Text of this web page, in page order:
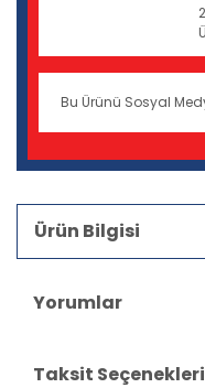
Bu Ürünü Sosyal
Ürün Bilgisi
Yorumlar
Taksit Seçenekleri